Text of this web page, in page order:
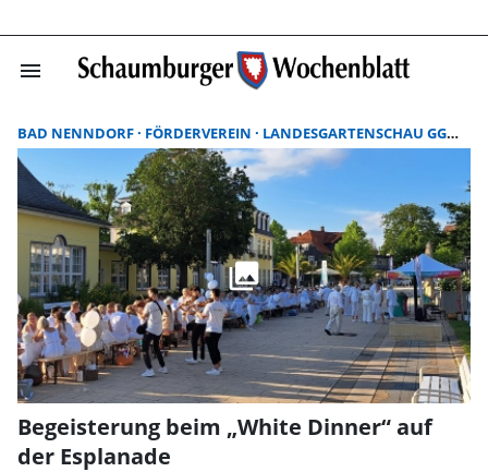
menu
BAD NENNDORF FÖRDERVEREIN LANDESGARTENSCHAU GGMBH
Begeisterung beim „White Dinner“ auf
der Esplanade